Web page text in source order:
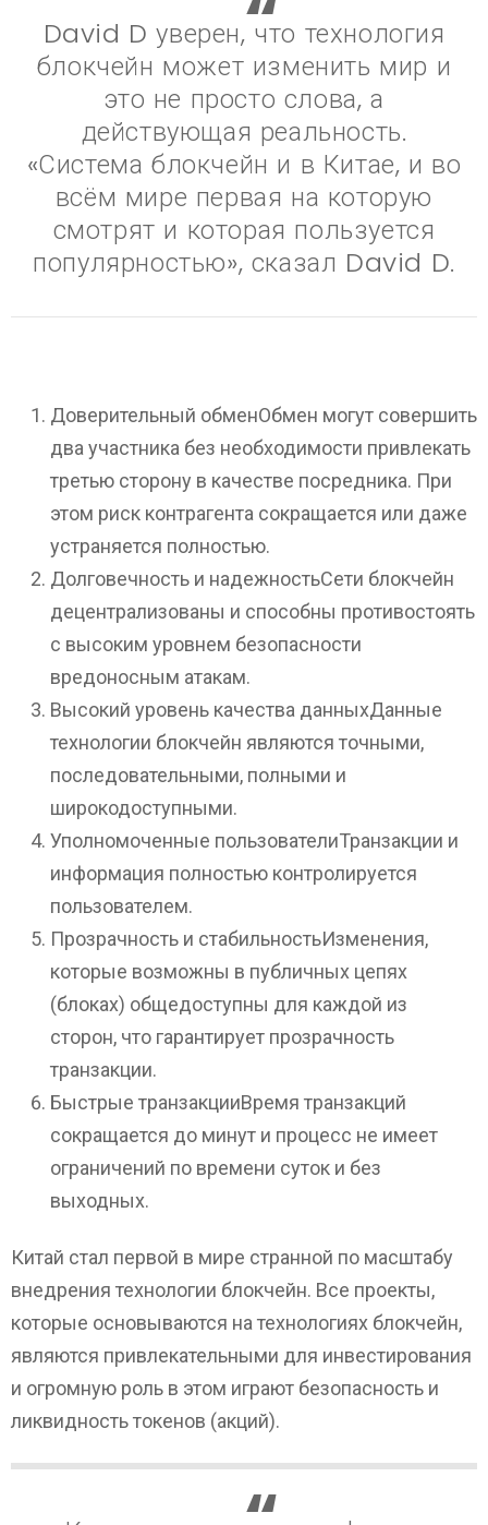
David D уверен, что технология
блокчейн может изменить мир и
это не просто слова, а
действующая реальность.
«Система блокчейн и в Китае, и во
всём мире первая на которую
смотрят и которая пользуется
популярностью», сказал David D.
Доверительный обменОбмен могут совершить
два участника без необходимости привлекать
третью сторону в качестве посредника. При
этом риск контрагента сокращается или даже
устраняется полностью.
Долговечность и надежностьСети блокчейн
децентрализованы и способны противостоять
с высоким уровнем безопасности
вредоносным атакам.
Высокий уровень качества данныхДанные
технологии блокчейн являются точными,
последовательными, полными и
широкодоступными.
Уполномоченные пользователиТранзакции и
информация полностью контролируется
пользователем.
Прозрачность и стабильностьИзменения,
которые возможны в публичных цепях
(блоках) общедоступны для каждой из
сторон, что гарантирует прозрачность
транзакции.
Быстрые транзакцииВремя транзакций
сокращается до минут и процесс не имеет
ограничений по времени суток и без
выходных.
Китай стал первой в мире странной по масштабу
внедрения технологии блокчейн. Все проекты,
которые основываются на технологиях блокчейн,
являются привлекательными для инвестирования
и огромную роль в этом играют безопасность и
ликвидность токенов (акций).